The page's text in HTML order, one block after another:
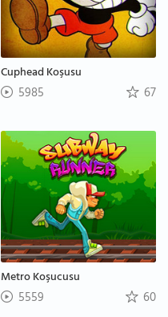
Cuphead Koşusu
5985 67
Metro Koşucusu
5559 60